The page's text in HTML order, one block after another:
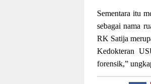
Sementara itu
sebagai nama
RK Satija
Kedokteran
forensik,”